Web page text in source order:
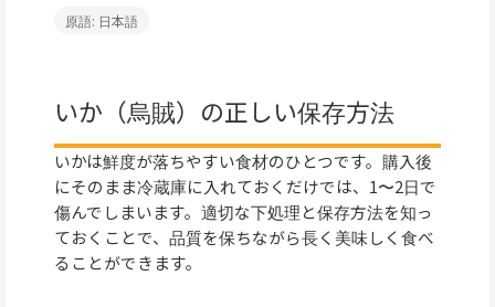
原語: 日本語
いか（烏賊）の正しい保存方法
いかは鮮度が落ちやすい食材のひとつです。購入後
にそのまま冷蔵庫に入れておくだけでは、1〜2日で
傷んでしまいます。適切な下処理と保存方法を知っ
ておくことで、品質を保ちながら長く美味しく食べ
ることができます。